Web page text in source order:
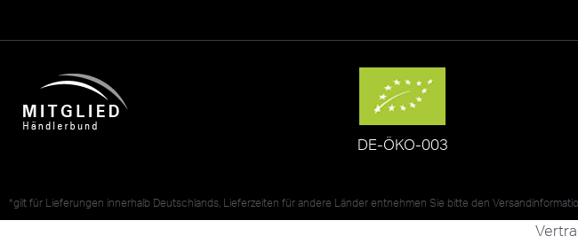
DE-ÖKO-003
*gilt für Lieferungen innerhalb Deutschlands, Lieferzeiten für andere Länder entnehmen Sie bitte den